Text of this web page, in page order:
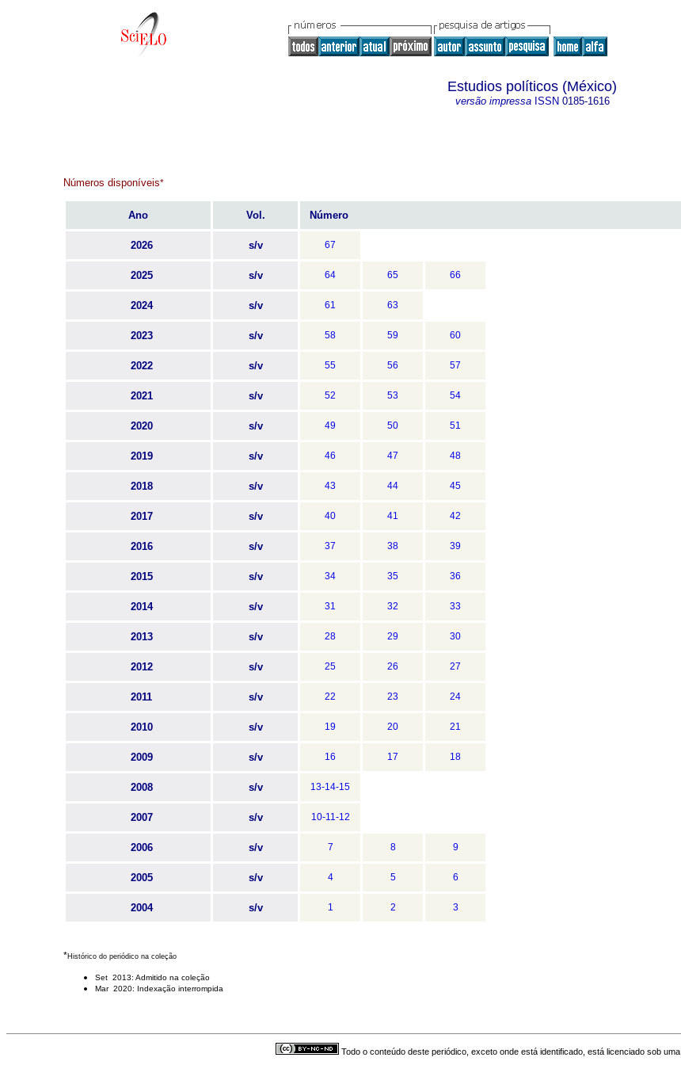
Estudios políticos (México)
versão impressaISSN 0185-1616
Números disponíveis*
Ano Vol. Número
2026 s/v 67
2025 s/v 64 65 66
2024 s/v 61 63
2023 s/v 58 59 60
2022 s/v 55 56 57
2021 s/v 52 53 54
2020 s/v 49 50 51
2019 s/v 46 47 48
2018 s/v 43 44 45
2017 s/v 40 41 42
2016 s/v 37 38 39
2015 s/v 34 35 36
2014 s/v 31 32 33
2013 s/v 28 29 30
2012 s/v 25 26 27
2011 s/v 22 23 24
2010 s/v 19 20 21
2009 s/v 16 17 18
2008 s/v 13-14-15
2007 s/v 10-11-12
2006 s/v 7 8 9
2005 s/v 4 5 6
2004 s/v 1 2 3
*Histórico do periódico na coleção
Set 2013: Admitido na coleção
Mar 2020: Indexação interrompida
Todo o conteúdo deste periódico, exceto onde está identificado, está licenciado sob uma